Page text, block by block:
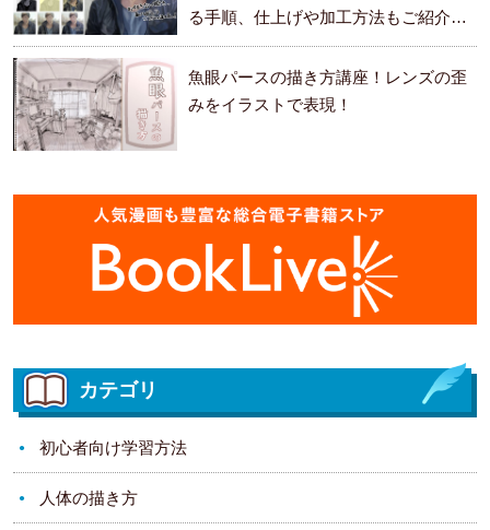
る手順、仕上げや加工方法もご紹介し
ます。
魚眼パースの描き方講座！レンズの歪
みをイラストで表現！
カテゴリ
初心者向け学習方法
人体の描き方